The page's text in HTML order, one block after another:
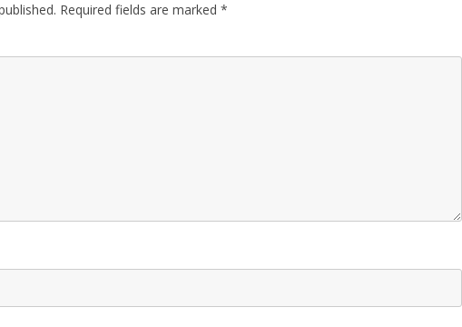
Required fields are marked *